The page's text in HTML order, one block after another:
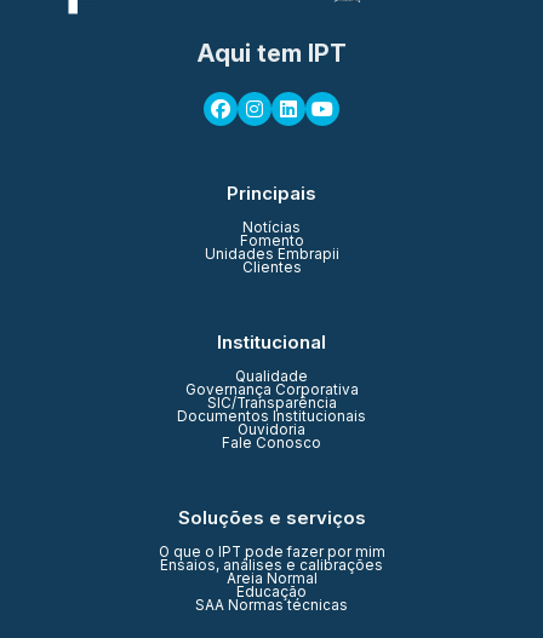
Aqui tem IPT
Principais
Notícias
Fomento
Unidades Embrapii
Clientes
Institucional
Qualidade
Governança Corporativa
SIC/Transparência
Documentos Institucionais
Ouvidoria
Fale Conosco
Soluções e serviços
O que o IPT pode fazer por mim
Ensaios, análises e calibrações
Areia Normal
Educação
SAA Normas técnicas